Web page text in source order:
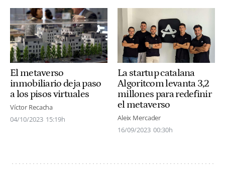
El metaverso
inmobiliario deja paso
a los pisos virtuales
Víctor Recacha
04/10/2023 15:19h
La startup catalana
Algoritcom levanta 3,2
millones para redefinir
el metaverso
Aleix Mercader
16/09/2023 00:30h